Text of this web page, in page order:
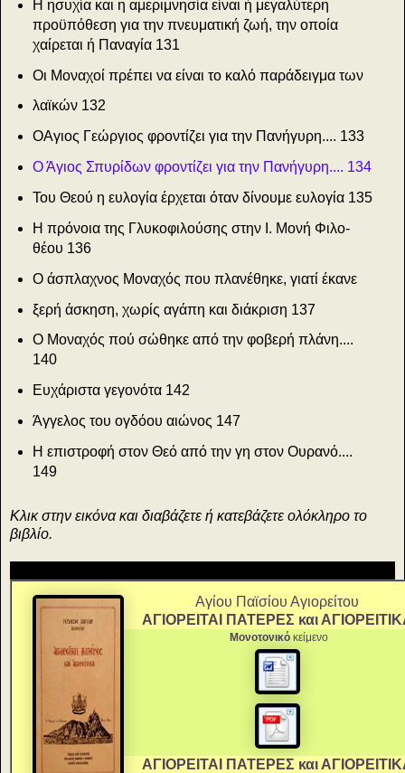
Η ησυχία και η αμεριμνησία είναι ή μεγαλύτερη
προϋπόθεση για την πνευματική ζωή, την οποία
χαίρεται ή Παναγία 131
Οι Μοναχοί πρέπει να είναι το καλό παράδειγμα των
λαϊκών 132
ΟΑγιος Γεώργιος φροντίζει για την Πανήγυρη.... 133
Ο Άγιος Σπυρίδων φροντίζει για την Πανήγυρη.... 134
Του Θεού η ευλογία έρχεται όταν δίνουμε ευλογία 135
Η πρόνοια της Γλυκοφιλούσης στην Ι. Μονή Φιλο­
θέου 136
Ο άσπλαχνος Μοναχός που πλανέθηκε, γιατί έκανε
ξερή άσκηση, χωρίς αγάπη και διάκριση 137
Ο Μοναχός πού σώθηκε από την φοβερή πλάνη....
140
Ευχάριστα γεγονότα 142
Άγγελος του ογδόου αιώνος 147
Η επιστροφή στον Θεό από την γη στον Ουρανό....
149
Κλικ στην εικόνα και διαβάζετε ή κατεβάζετε ολόκληρο το
βιβλίο.
Αγίου Παϊσίου Αγιορείτου
ΑΓΙΟΡΕΙΤΑΙ ΠΑΤΕΡΕΣ και
Μονοτονικόκείμενο
ΑΓΙΟΡΕΙΤΑΙ ΠΑΤΕΡΕΣ και